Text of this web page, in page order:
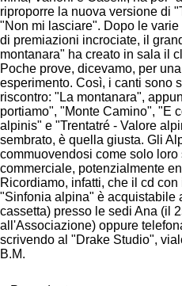
riproporre la nuova versione di
"Non mi lasciare". Dopo le
di premiazioni incrociate, il
montanara" ha creato in sala il
Poche prove, dicevamo, per
esperimento. Così, i canti sono
riscontro: "La montanara",
portiamo", "Monte Camino", "E
alpinis" e "Trentatré - Valore
sembrato, è quella giusta. Gli
commuovendosi come solo
commerciale, potenzialmente
Ricordiamo, infatti, che il cd
"Sinfonia alpina" è acquistabile
cassetta) presso le sedi Ana (il
all'Associazione) oppure
scrivendo al "Drake Studio",
B.M.